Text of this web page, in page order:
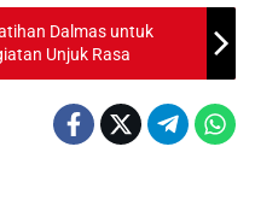
Dalmas untuk
Unjuk Rasa